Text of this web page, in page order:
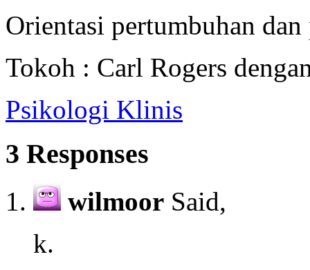
Orientasi pertumbuhan dan
Tokoh : Carl Rogers
Psikologi Klinis
3 Responses
wilmoor Said,
k.